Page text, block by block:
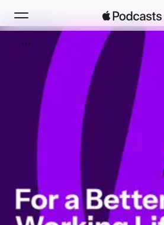
Suchen
Startseite
Neu
Top-Charts